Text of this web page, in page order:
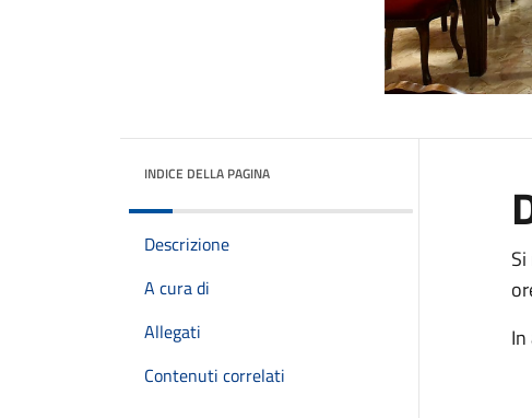
INDICE DELLA PAGINA
Descrizione
A cura di
Allegati
Contenuti correlati